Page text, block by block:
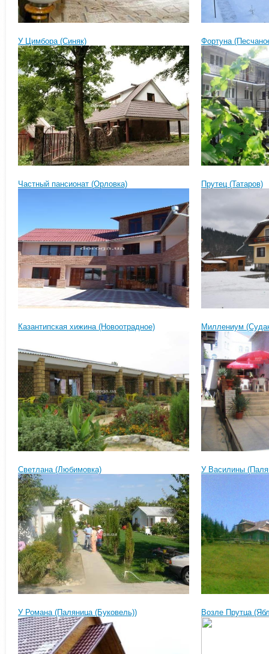
У Цимбора (Синяк) Фортуна
Частный пансионат (Орловка) Прутец (Татаров)
Казантипская хижина (Новоотрадное) Миллениум
Светлана (Любимовка) У Василины
У Романа (Паляница (Буковель)) Возле Прутца